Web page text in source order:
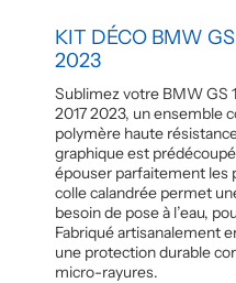
KIT DÉCO BMW
2023
Sublimez votre BMW GS
2017 2023, un ensemble
polymère haute
graphique est
épouser parfaitement les
colle calandrée permet
besoin de pose à l’eau,
Fabriqué artisanalement
une protection durable
micro-rayures.